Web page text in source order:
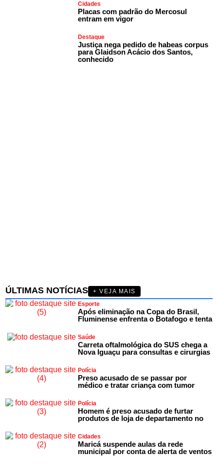
Cidades
Placas com padrão do Mercosul
entram em vigor
Destaque
Justiça nega pedido de habeas corpus
para Glaidson Acácio dos Santos,
conhecido
ÚLTIMAS NOTÍCIAS
+ VEJA MAIS
Esporte
Após eliminação na Copa do Brasil,
Fluminense enfrenta o Botafogo e tenta
Saúde
Carreta oftalmológica do SUS chega a
Nova Iguaçu para consultas e cirurgias
Polícia
Preso acusado de se passar por
médico e tratar criança com tumor
Polícia
Homem é preso acusado de furtar
produtos de loja de departamento no
Cidades
Maricá suspende aulas da rede
municipal por conta de alerta de ventos